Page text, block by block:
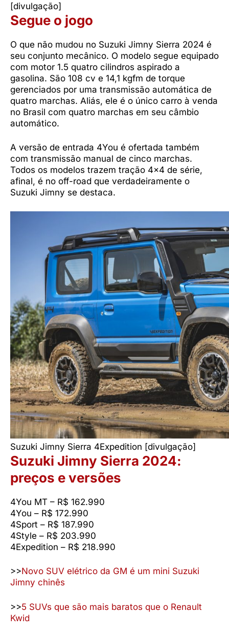
[divulgação]
Segue o jogo
O que não mudou no Suzuki Jimny Sierra 2024 é
seu conjunto mecânico. O modelo segue equipado
com motor 1.5 quatro cilindros aspirado a
gasolina. São 108 cv e 14,1 kgfm de torque
gerenciados por uma transmissão automática de
quatro marchas. Aliás, ele é o único carro à venda
no Brasil com quatro marchas em seu câmbio
automático.
A versão de entrada 4You é ofertada também
com transmissão manual de cinco marchas.
Todos os modelos trazem tração 4×4 de série,
afinal, é no off-road que verdadeiramente o
Suzuki Jimny se destaca.
Suzuki Jimny Sierra 4Expedition [divulgação]
Suzuki Jimny Sierra 2024:
preços e versões
4You MT – R$ 162.990
4You – R$ 172.990
4Sport – R$ 187.990
4Style – R$ 203.990
4Expedition – R$ 218.990
>>Novo SUV elétrico da GM é um mini Suzuki
Jimny chinês
>>5 SUVs que são mais baratos que o Renault
Kwid